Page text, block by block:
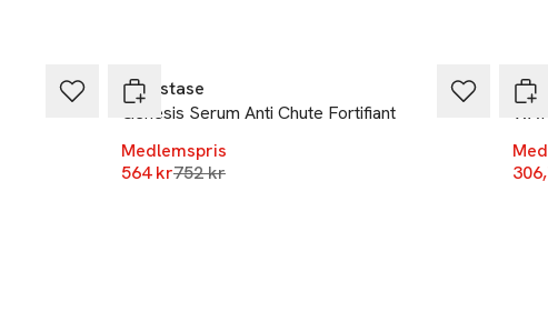
Kérastase
Genesis Serum Anti Chute Fortifiant
Medlemspris
564 krLägsta pris 30 dagar
752 kr